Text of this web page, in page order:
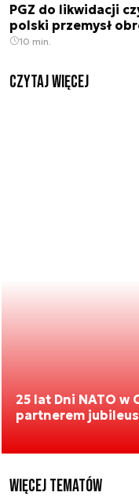
PGZ do likwidacji
polski przemysł
10 min.
czytaj więcej
25 lat Dni NATO w
partnerem
Więcej tematów